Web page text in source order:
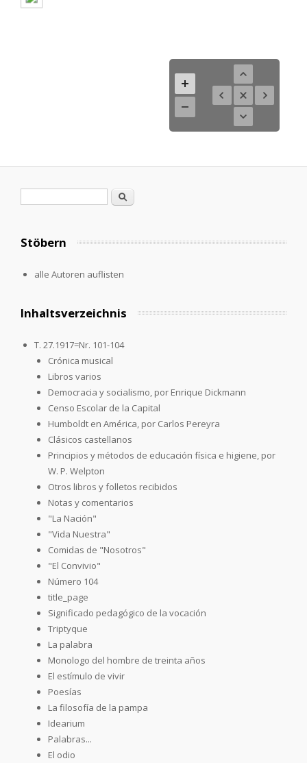
Search
Stöbern
alle Autoren auflisten
Inhaltsverzeichnis
T. 27.1917=Nr. 101-104
Crónica musical
Libros varios
Democracia y socialismo, por Enrique Dickmann
Censo Escolar de la Capital
Humboldt en América, por Carlos Pereyra
Clásicos castellanos
Principios y métodos de educación física e higiene, por
W. P. Welpton
Otros libros y folletos recibidos
Notas y comentarios
"La Nación"
"Vida Nuestra"
Comidas de "Nosotros"
"El Convivio"
Número 104
title_page
Significado pedagógico de la vocación
Triptyque
La palabra
Monologo del hombre de treinta años
El estímulo de vivir
Poesías
La filosofía de la pampa
Idearium
Palabras...
El odio